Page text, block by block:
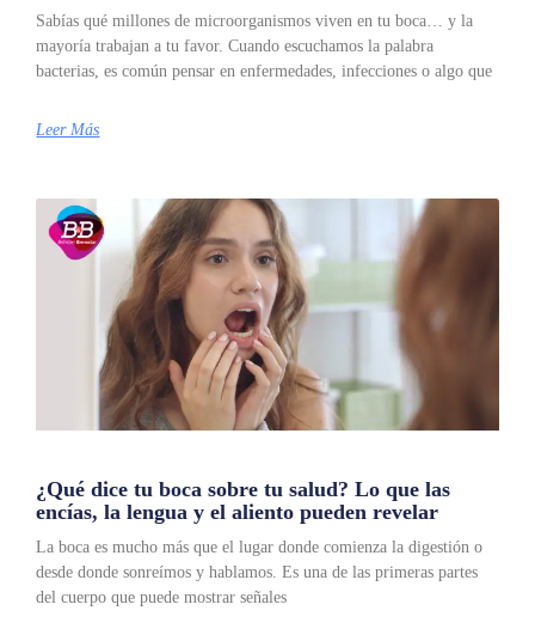
Sabías qué millones de microorganismos viven en tu boca… y la
mayoría trabajan a tu favor. Cuando escuchamos la palabra
bacterias, es común pensar en enfermedades, infecciones o algo que
Leer Más
¿Qué dice tu boca sobre tu salud? Lo que las
encías, la lengua y el aliento pueden revelar
La boca es mucho más que el lugar donde comienza la digestión o
desde donde sonreímos y hablamos. Es una de las primeras partes
del cuerpo que puede mostrar señales